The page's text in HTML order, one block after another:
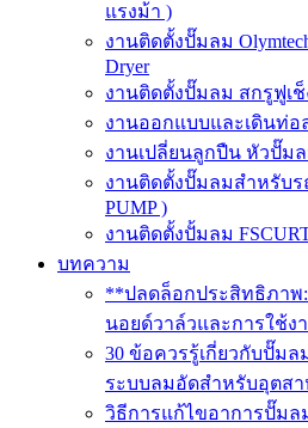
แรงม้า )
งานติดตั้งปั๊มลม
Dryer
งานติดตั้งปั๊มลม สกรูฟูเช็
งานออกแบบและเดินท่อ
งานเปลี่ยนลูกปืน หัวปั๊มล
งานติดตั้งปั๊มลมสำหรับร
PUMP )
งานติดตั้งปั้มลม
บทความ
**ปลดล็อกประสิทธิภา
นอยด์วาล์วและการใช้ง
30 ข้อควรรู้เกี่ยวกับปั๊ม
ระบบลมอัดสำหรับอุตส
วิธีการแก้ไขอาการปั๊มล